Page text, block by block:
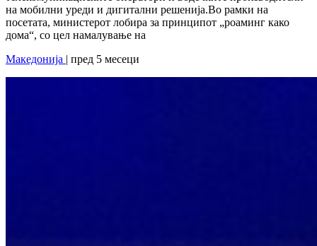
на мобилни уреди и дигитални решенија.Во рамки на
посетата, министерот лобира за принципот „роаминг како
дома“, со цел намалување на
Македонија | пред 5 месеци